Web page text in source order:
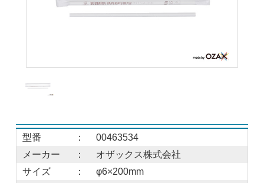
型番 ：
00463534
メーカー
：
オザックス株式会社
サイズ
：
φ6×200mm